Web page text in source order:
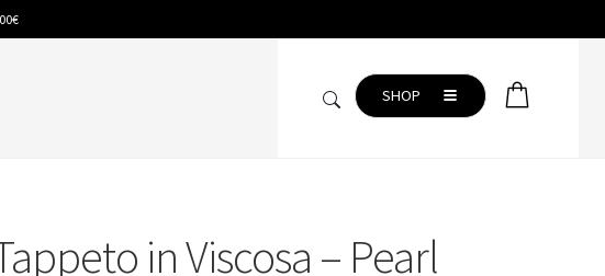
SHOP
CAMERA DA LETTO
in Viscosa – Pearl